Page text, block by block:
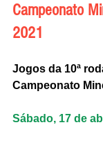
Campeonato
2021
Jogos da 10ª
Campeonato
Sábado, 17 de